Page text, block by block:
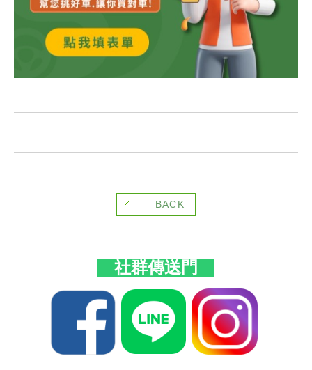
BACK
社群傳送門